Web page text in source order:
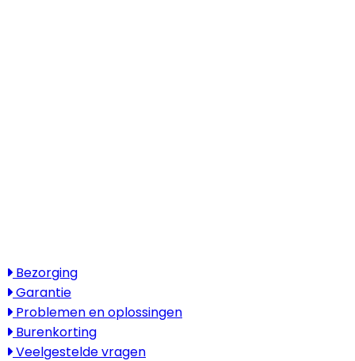
Bezorging
Garantie
Problemen en oplossingen
Burenkorting
Veelgestelde vragen